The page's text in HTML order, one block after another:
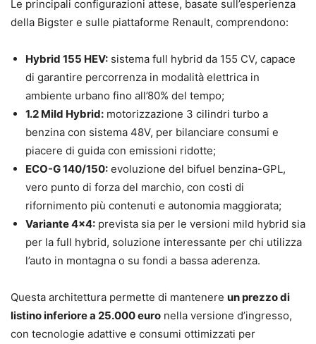
Le principali configurazioni attese, basate sull’esperienza
della Bigster e sulle piattaforme Renault, comprendono:
Hybrid 155 HEV: sistema full hybrid da 155 CV, capace
di garantire percorrenza in modalità elettrica in
ambiente urbano fino all’80% del tempo;
1.2 Mild Hybrid: motorizzazione 3 cilindri turbo a
benzina con sistema 48V, per bilanciare consumi e
piacere di guida con emissioni ridotte;
ECO-G 140/150: evoluzione del bifuel benzina-GPL,
vero punto di forza del marchio, con costi di
rifornimento più contenuti e autonomia maggiorata;
Variante 4×4: prevista sia per le versioni mild hybrid sia
per la full hybrid, soluzione interessante per chi utilizza
l’auto in montagna o su fondi a bassa aderenza.
Questa architettura permette di mantenere un prezzo di
listino inferiore a 25.000 euro nella versione d’ingresso,
con tecnologie adattive e consumi ottimizzati per